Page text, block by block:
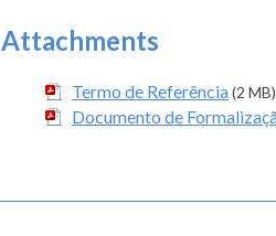
Attachments
Termo de Referência(2 MB)
Documento de